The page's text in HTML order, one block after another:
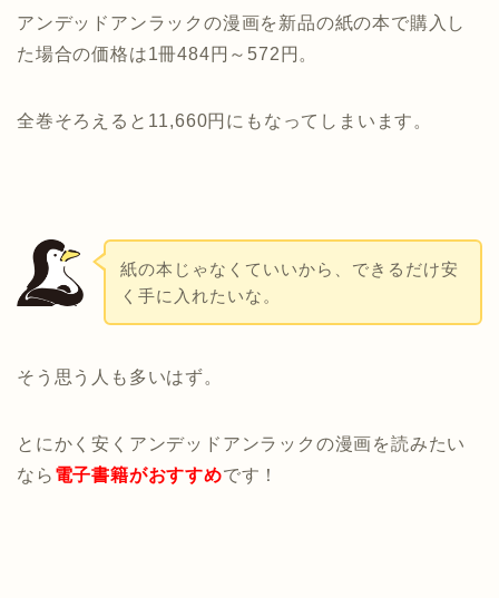
アンデッドアンラックの漫画を新品の紙の本で購入し
た場合の価格は1冊484円～572円。
全巻そろえると11,660円にもなってしまいます。
紙の本じゃなくていいから、できるだけ安
く手に入れたいな。
そう思う人も多いはず。
とにかく安くアンデッドアンラックの漫画を読みたい
なら 電子書籍がおすすめです！